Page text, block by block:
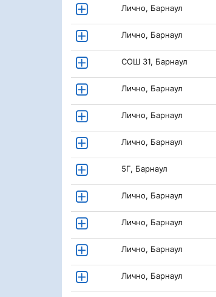
Лично, Барнаул
Лично, Барнаул
СОШ 31, Барнаул
Лично, Барнаул
Лично, Барнаул
Лично, Барнаул
5Г, Барнаул
Лично, Барнаул
Лично, Барнаул
Лично, Барнаул
Лично, Барнаул